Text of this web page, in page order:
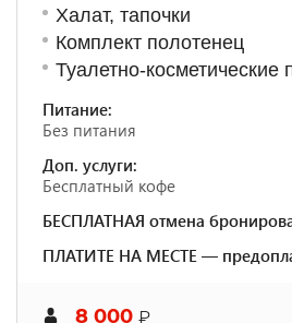
Халат, тапочки
Комплект полотенец
Туалетно-косметические
Питание:
Без питания
Доп. услуги:
Бесплатный кофе
БЕСПЛАТНАЯ отмена
ПЛАТИТЕ НА МЕСТЕ —
8 000 ₽